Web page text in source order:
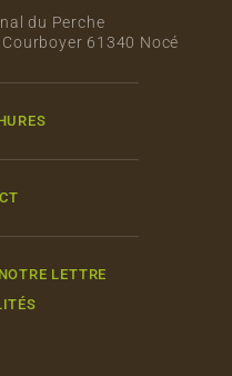
du Perche
61340 Nocé
LETTRE